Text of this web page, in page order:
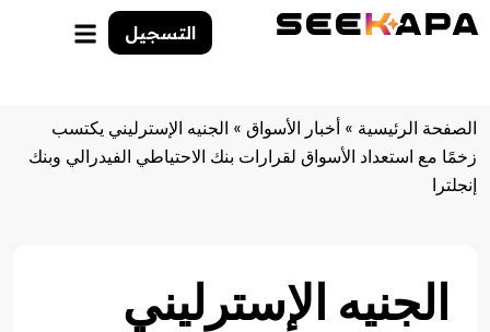
التسجيل
الصفحة الرئيسية » أخبار الأسواق » الجنيه الإسترليني يكتسب
زخمًا مع استعداد الأسواق لقرارات بنك الاحتياطي الفيدرالي وبنك
إنجلترا
الجنيه الإسترليني